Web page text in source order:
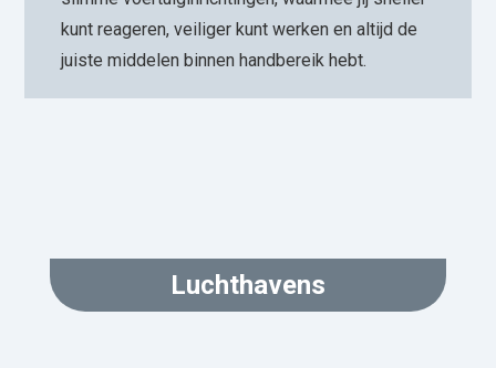
kunt reageren, veiliger kunt werken en altijd de
juiste middelen binnen handbereik hebt.
Luchthavens